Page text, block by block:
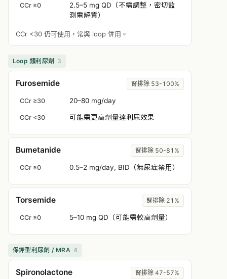
CCr ≥0
2.5–5 mg QD（不需調整，密切監
測電解質）
CCr <30 仍可使用，常與 loop 併用。
Loop 類利尿劑 3
Furosemide 腎排除 53-100%
CCr ≥30 20–80 mg/day
CCr <30 可能需更高劑量達利尿效果
Bumetanide 腎排除 50-81%
CCr ≥0 0.5–2 mg/day, BID（無尿症禁用）
Torsemide 腎排除 21%
CCr ≥0 5–10 mg QD（可能需較高劑量）
保鉀型利尿劑 / MRA 4
Spironolactone 腎排除 47-57%